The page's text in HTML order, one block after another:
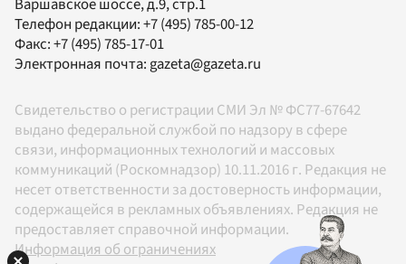
Варшавское шоссе, д.9, стр.1
Телефон редакции:+7 (495) 785-00-12
Факс:+7 (495) 785-17-01
Электронная почта:gazeta@gazeta.ru
Свидетельство о регистрации СМИ Эл № ФС77-67642
выдано федеральной службой по надзору в сфере
связи, информационных технологий и массовых
коммуникаций (Роскомнадзор) 10.11.2016 г. Редакция не
несет ответственности за достоверность информации,
содержащейся в рекламных объявлениях. Редакция не
предоставляет справочной информации.
Информация об ограничениях